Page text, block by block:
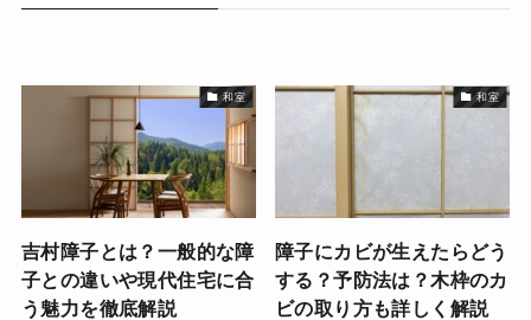
和室
吉村障子とは？一般的な障
子との違いや現代住宅に合
う魅力を徹底解説
和室
障子にカビが生えたらどう
する？予防法は？木枠のカ
ビの取り方も詳しく解説